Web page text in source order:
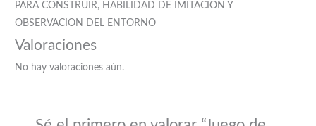
PARA CONSTRUIR, HABILIDAD DE IMITACION Y
OBSERVACION DEL ENTORNO
Valoraciones
No hay valoraciones aún.